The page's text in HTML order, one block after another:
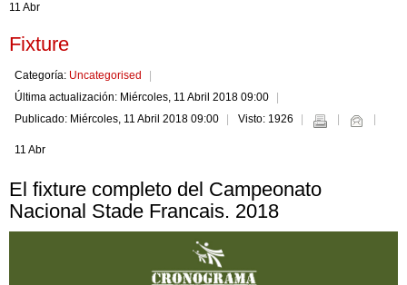
11 Abr
Fixture
Categoría: Uncategorised
Última actualización: Miércoles, 11 Abril 2018 09:00
Publicado: Miércoles, 11 Abril 2018 09:00
Visto: 1926
11 Abr
El fixture completo del Campeonato
Nacional Stade Francais. 2018